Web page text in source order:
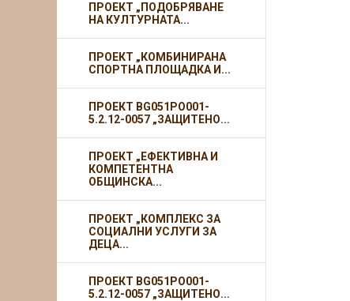
ПРОЕКТ „ПОДОБРЯВАНЕ
НА КУЛТУРНАТА...
ПРОЕКТ „КОМБИНИРАНА
СПОРТНА ПЛОЩАДКА И...
ПРОЕКТ BG051PO001-
5.2.12-0057 „ЗАЩИТЕНО...
ПРОЕКТ „ЕФЕКТИВНА И
КОМПЕТЕНТНА
ОБЩИНСКА...
ПРОЕКТ „КОМПЛЕКС ЗА
СОЦИАЛНИ УСЛУГИ ЗА
ДЕЦА...
ПРОЕКТ BG051PO001-
5.2.12-0057 „ЗАЩИТЕНО...